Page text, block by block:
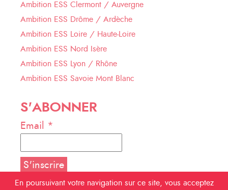
Ambition ESS Clermont / Auvergne
Ambition ESS Drôme / Ardèche
Ambition ESS Loire / Haute-Loire
Ambition ESS Nord Isère
Ambition ESS Lyon / Rhône
Ambition ESS Savoie Mont Blanc
S'ABONNER
Email *
En poursuivant votre navigation sur ce site, vous acceptez